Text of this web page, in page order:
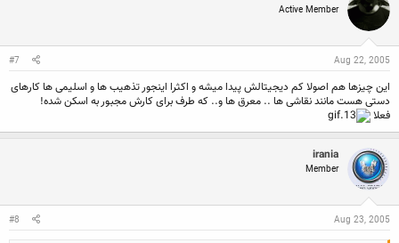
Active Member
Aug 22, 2005
#7
این چیزها هم اصولا کم دیجیتالش پیدا میشه و اکثرا اینجور تذهیب ها و اسلیمی ها کارهای
دستی هست مانند نقاشی ها .. معرق ها و.. که طرف برای کارش مجبور به اسکن شده!
فعلا
irania
Member
Aug 23, 2005
#8